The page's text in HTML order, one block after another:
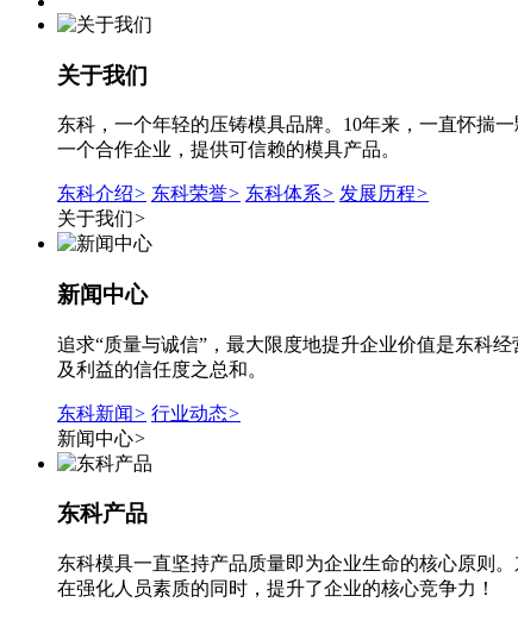
关于我们
东科，一个年轻的压铸模具品牌。10年来，一直怀揣
一个合作企业，提供可信赖的模具产品。
东科介绍> 东科荣誉> 东科体系> 发展历程>
关于我们>
新闻中心
追求“质量与诚信”，最大限度地提升企业价值是东科
及利益的信任度之总和。
东科新闻> 行业动态>
新闻中心>
东科产品
东科模具一直坚持产品质量即为企业生命的核心原则
在强化人员素质的同时，提升了企业的核心竞争力！